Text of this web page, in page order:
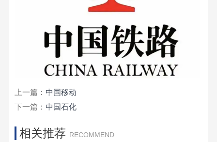
上一篇： 中国移动
下一篇： 中国石化
相关推荐 RECOMMEND